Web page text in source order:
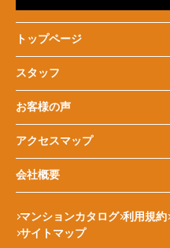
トップページ
スタッフ
お客様の声
アクセスマップ
会社概要
マンションカタログ 利用規約
サイトマップ